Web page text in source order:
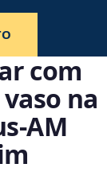
com
na